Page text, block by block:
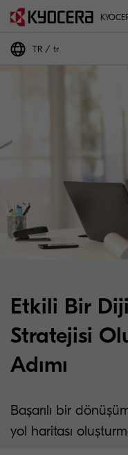
TR tr
Etkili Bir
Stratejisi
Adımı
Başarılı bir
yol haritası